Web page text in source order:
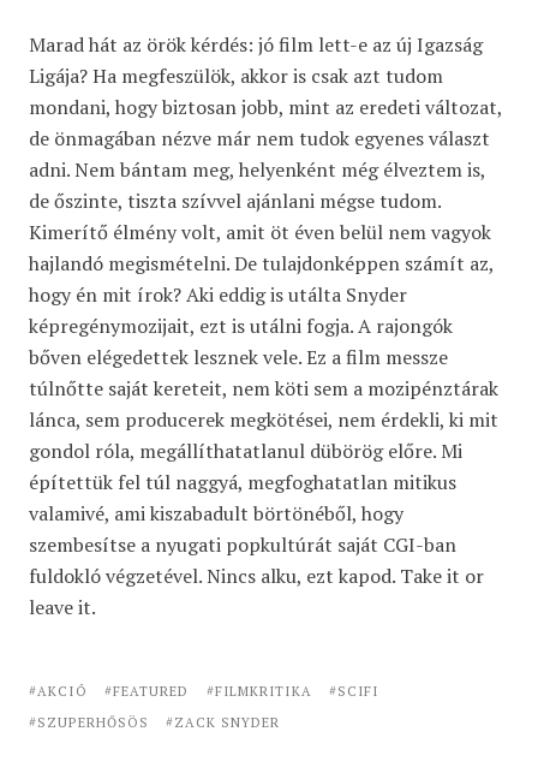
Marad hát az örök kérdés: jó film lett-e az új Igazság
Ligája? Ha megfeszülök, akkor is csak azt tudom
mondani, hogy biztosan jobb, mint az eredeti változat,
de önmagában nézve már nem tudok egyenes választ
adni. Nem bántam meg, helyenként még élveztem is,
de őszinte, tiszta szívvel ajánlani mégse tudom.
Kimerítő élmény volt, amit öt éven belül nem vagyok
hajlandó megismételni. De tulajdonképpen számít az,
hogy én mit írok? Aki eddig is utálta Snyder
képregénymozijait, ezt is utálni fogja. A rajongók
bőven elégedettek lesznek vele. Ez a film messze
túlnőtte saját kereteit, nem köti sem a mozipénztárak
lánca, sem producerek megkötései, nem érdekli, ki mit
gondol róla, megállíthatatlanul dübörög előre. Mi
építettük fel túl naggyá, megfoghatatlan mitikus
valamivé, ami kiszabadult börtönéből, hogy
szembesítse a nyugati popkultúrát saját CGI-ban
fuldokló végzetével. Nincs alku, ezt kapod. Take it or
leave it.
AKCIÓ FEATURED FILMKRITIKA
SCIFI
SZUPERHŐSÖS
ZACK SNYDER